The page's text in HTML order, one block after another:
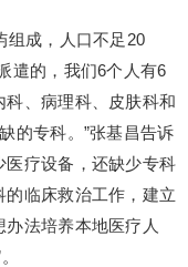
组成，人口不足20
遣的，我们6个人有6
、病理科、皮肤科和
的专科。”张基昌告诉
疗设备，还缺少专科
临床救治工作，建立
法培养本地医疗人